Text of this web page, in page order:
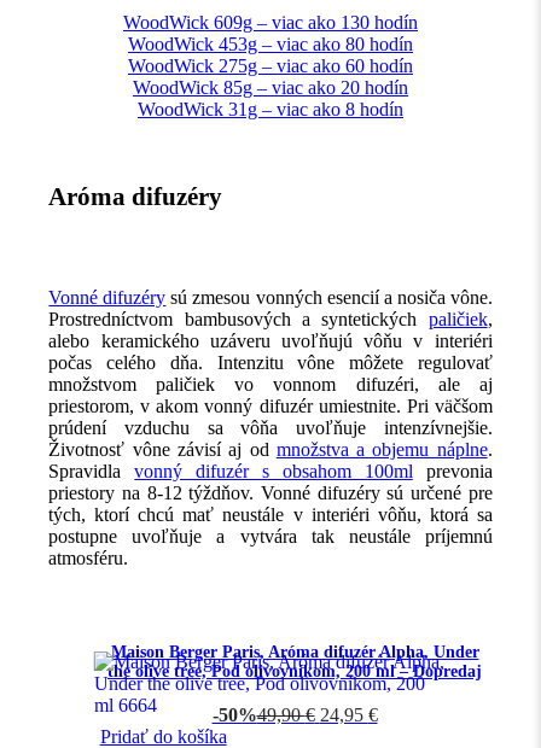
WoodWick 609g – viac ako 130 hodín
WoodWick 453g – viac ako 80 hodín
WoodWick 275g – viac ako 60 hodín
WoodWick 85g – viac ako 20 hodín
WoodWick 31g – viac ako 8 hodín
Aróma difuzéry
Vonné difuzéry sú zmesou vonných esencií a nosiča vône.
Prostredníctvom bambusových a syntetických paličiek,
alebo keramického uzáveru uvoľňujú vôňu v interiéri
počas celého dňa. Intenzitu vône môžete regulovať
množstvom paličiek vo vonnom difuzéri, ale aj
priestorom, v akom vonný difuzér umiestnite. Pri väčšom
prúdení vzduchu sa vôňa uvoľňuje intenzívnejšie.
Životnosť vône závisí aj od množstva a objemu náplne.
Spravidlavonný difuzér s obsahom 100ml prevonia
priestory na 8-12 týždňov. Vonné difuzéry sú určené pre
tých, ktorí chcú mať neustále v interiéri vôňu, ktorá sa
postupne uvoľňuje a vytvára tak neustále príjemnú
atmosféru.
Maison Berger Paris, Aróma difuzér Alpha, Under
the olive tree, Pod olivovníkom, 200 ml – Dopredaj
-50%49,90€ 24,95 €
Pridať do košíka